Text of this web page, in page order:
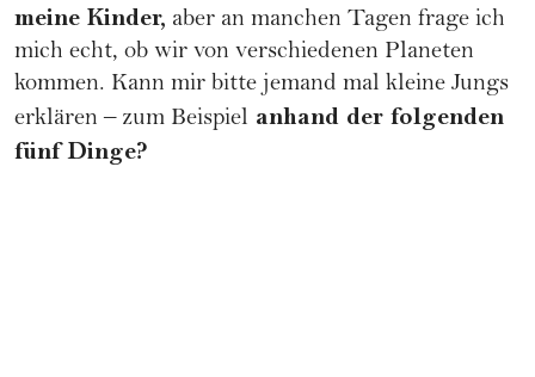
meine Kinder, aber an manchen Tagen frage ich
mich echt, ob wir von verschiedenen Planeten
kommen. Kann mir bitte jemand mal kleine Jungs
erklären – zum Beispiel anhand der folgenden
fünf Dinge?